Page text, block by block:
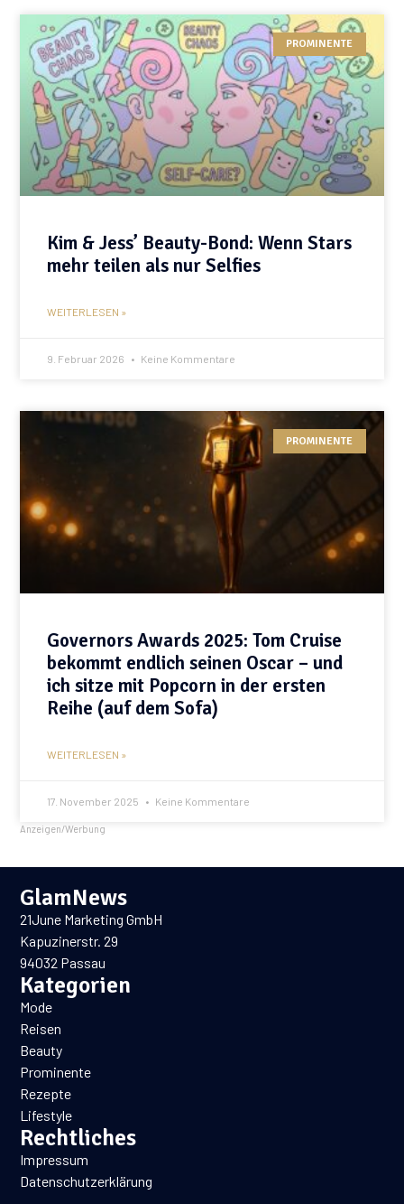
PROMINENTE
Kim & Jess’ Beauty-Bond: Wenn Stars
mehr teilen als nur Selfies
WEITERLESEN »
9. Februar 2026 Keine Kommentare
PROMINENTE
Governors Awards 2025: Tom Cruise
bekommt endlich seinen Oscar – und
ich sitze mit Popcorn in der ersten
Reihe (auf dem Sofa)
WEITERLESEN »
17. November 2025 Keine Kommentare
Anzeigen/Werbung
GlamNews
21June Marketing GmbH
Kapuzinerstr. 29
94032 Passau
Kategorien
Mode
Reisen
Beauty
Prominente
Rezepte
Lifestyle
Rechtliches
Impressum
Datenschutzerklärung